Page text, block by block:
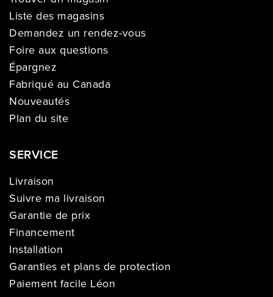
Liste des magasins
Demandez un rendez-vous
Foire aux questions
Épargnez
Fabriqué au Canada
Nouveautés
Plan du site
SERVICE
Livraison
Suivre ma livraison
Garantie de prix
Financement
Installation
Garanties et plans de protection
Paiement facile Léon